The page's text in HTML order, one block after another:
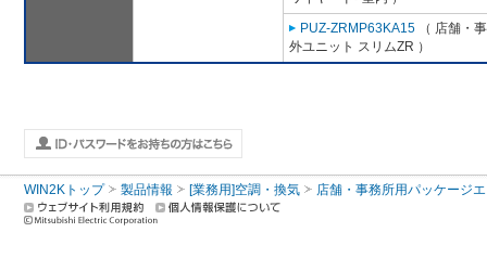
PUZ-ZRMP63KA15 （ 店舗・
外ユニット スリムZR ）
WIN2Kトップ 製品情報 [業務用]空調・換気 店舗・事務所用パッケージ